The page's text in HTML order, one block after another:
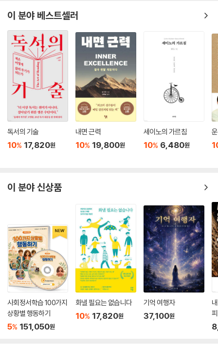
이고 지적인 존재로 이끄는 출발점이다.
불안이 아닌 창의성을 토대로 삶을 일구기로 마음먹었다면, 사랑하는 일에
모든 시간을 쏟으며 삶을 온전한 퀼트로 바꾸는 데 집중하다 보면, 어느새
기존의 모든 한계를 밀어붙이는 자신을 발견하게 된다. 창의성의 소용돌이
에 올라타면 대부분 사람들이 도달하고자 하는 지점까지 쉽게 이를 수 있
다. 하지만 여러분은 그보다 더 멀리 가고 싶어질 것이다. 여러 문화권에 존
재하는 고전적인 영웅담에서는 이런 순간에 마법을 부릴 줄 아는 조력자가
나타난다. 여러분 뇌 속에서는, 바로 이때 우반구의 가장 깊은 천재성이 깨
어난다.
--- p.290
를 떨치는 불안의 팬데믹에 감염되지 않고 싶다면 꼭 해야 할 일이다. 우리
할 때, 내면의 창의적인 천재들은 은폐될 수밖에 없다. 자신의 모든 측면,
내 모든 불안한 생명체를 가라앉히면, 좌반구의 논리는 그대로 유지하되
이를 우반구의 통찰과 조합할 수 있다.
--- p.301
창의성의 소용돌이를 끝까지 따라가다 보면, 때로는 너무도 신비로워서 형
이상학적인 경험처럼 느껴지는 지점에 ‘도킹’하게 된다. 그렇게 ‘깨어나는’
순간 우리는 두렵고 위축된 작은 자아를 넘어, 거대한 창조 세계 전체와 어
우러지고 있다는 느낌을 받는다. 그 순간 불안은 시야에서 사라지고, 오히
려 건강, 행복, 그리고 삶의 목적에 대한 자각이 극적으로 상승한다.
--- p.421
로 살아가기’로 나아가 우리 삶의 잠재력을 일깨운다. 단순한 무아지경이
아니라, 오감을 열고 순간에 깊이 몰입해 불안한 자기 자신마저 잊는 훈련
이다. 이때 ‘친절한 내면 대화’를 반복하면 두려움이 서서히 녹아내리고, 우
리 안의 참나(Self)가 드러난다. 그 과정에서 문제 해결력과 삶의 주도권
을 되찾으며, 불안을 성장의 발판으로 삼을 수 있다.
불안의 반대편에는 완전히 새로운 삶의 방식이 있다. 그곳에서 우리는 마
음을 고요히 가라앉히고, 잃어버렸던 영감을 되찾으며, 세상과 더 깊이 연
결된다. 『불안을 멈추는 기술』은 불안이 쉽게 전염되는 시대에 자신을 지
키고 관계를 건강하게 유지하는 법을 알려주며, 평온과 기쁨, 인생의 참된
의미를 회복하도록 돕는다. 무엇보다 지금, 불안에 흔들리는 이들에게 꼭
필요한 나침반이 되어줄 것이다. 이제는 불안을 외면하지 말고, 그것을 새
이 책은 그 방법들을 매우 친절하고도 확실하게 알려준다. 제시된 방식들
은 때로 어이없을 만큼 단순해 보이거나, ‘정말 효과가 있을까?’ 하는 의문
을 품게 만들 수도 있다. 그러나 바로 그 사소한 훈련을 통해 불안 너머를
경험한 이들이 먼저 이 책의 가치를 알아보고 찬사를 보냈다. 아마존 에디
터 린지 파워스는 이 책을 “끊임없는 불안과 걱정을 기쁨과 낙관으로 바꿔
주는 도구”라 평했고, 『먹고 기도하고 사랑하라』의 저자 엘리자베스 길버
트는 “불안을 유쾌하고 날카롭게 파헤치며 빛과 희망을 선사하는 책”이라
전했다. 또한 에미상 수상 언론인이자 베스트셀러 작가 마리아 슈라이버는
이 책을 “불안을 바라보는 방식을 바꾸고, 내 안의 창의성을 깨우는 전환
점”이라 극찬했다. 이 책이 제시하는 작은 실천들이 쌓이면, 자기 감정을
조절하는 것을 넘어 원하는 방향으로 삶을 이끌어갈 힘을 얻게 된다. 불안
은 완전히 없앨 수 없지만, 훈련을 통해 멈추고 다스릴 수 있다. 이 책은 그
길에서 가장 든든한 동반자가 되어줄 것이다.
추기지도 않는다. 대신 신경 체계의 다양한 부분을 활용해, 우리 안의 호기
- 엘리자베스 레서 (오메가연구소(Omega Institute)의 공동설립자 겸 『부서져
야 일어서는 인생이다』 저자 )
이 분야 베스트셀러
독서의 기술
10% 17,820원
내면 근력
10% 19,800원
세이노의 가르침
10% 6,480원
이 분야 신상품
사회정서학습 100가지
상황별 행동하기
5% 151,050원
화낼 필요는 없습니다
10% 17,820원
기억 여행자
37,100원